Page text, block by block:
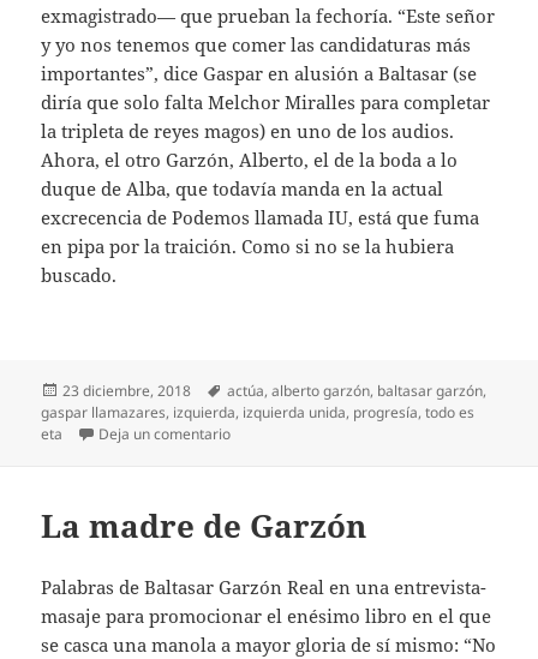
exmagistrado— que prueban la fechoría. “Este señor
y yo nos tenemos que comer las candidaturas más
importantes”, dice Gaspar en alusión a Baltasar (se
diría que solo falta Melchor Miralles para completar
la tripleta de reyes magos) en uno de los audios.
Ahora, el otro Garzón, Alberto, el de la boda a lo
duque de Alba, que todavía manda en la actual
excrecencia de Podemos llamada IU, está que fuma
en pipa por la traición. Como si no se la hubiera
buscado.
Publicado
el
23 diciembre, 2018 Etiquetas
actúa,alberto garzón, baltasar garzón,
gaspar llamazares, izquierda, izquierda unida, progresía,todo es
eta
Deja un comentarioen Garzón contra Garzón
La madre de Garzón
Palabras de Baltasar Garzón Real en una entrevista-
masaje para promocionar el enésimo libro en el que
se casca una manola a mayor gloria de sí mismo: “No